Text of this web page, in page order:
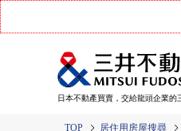
日本不動產買賣，交給龍頭企業的
TOP 居住用房屋搜尋